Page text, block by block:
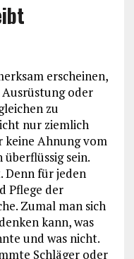
erscheinen,
oder
zu
nur ziemlich
keine Ahnung vom
sein.
Denn für jeden
Pflege der
Zumal man sich
kann, was
und was nicht.
Schläger oder